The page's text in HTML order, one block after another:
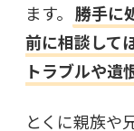
ます。 勝手に
前に相談して
トラブルや遺
とくに親族や